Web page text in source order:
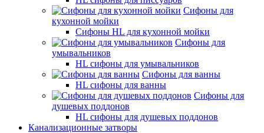
Сифоны для
кухонной мойки
Сифоны HL для кухонной мойки
Сифоны для
умывальников
HL сифоны для умывальников
Сифоны для ванны
HL сифоны для ванны
Сифоны для
душевых поддонов
HL сифоны для душевых поддонов
Канализационные затворы